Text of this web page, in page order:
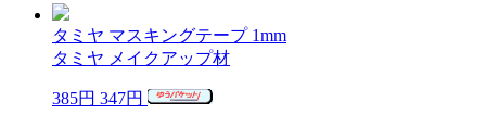
タミヤ マスキングテープ 1mm
タミヤ メイクアップ材
385円 347円